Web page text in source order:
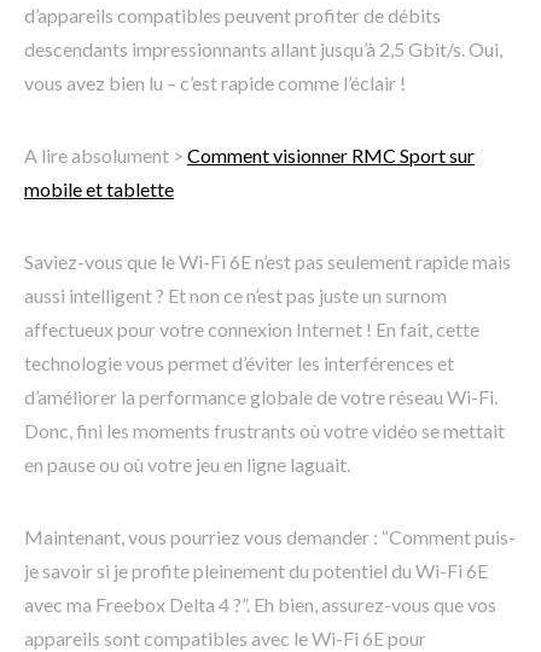
d’appareils compatibles peuvent profiter de débits
descendants impressionnants allant jusqu’à 2,5 Gbit/s. Oui,
vous avez bien lu – c’est rapide comme l’éclair !
A lire absolument > Comment visionner RMC Sport sur
mobile et tablette
Saviez-vous que le Wi-Fi 6E n’est pas seulement rapide mais
aussi intelligent ? Et non ce n’est pas juste un surnom
affectueux pour votre connexion Internet ! En fait, cette
technologie vous permet d’éviter les interférences et
d’améliorer la performance globale de votre réseau Wi-Fi.
Donc, fini les moments frustrants où votre vidéo se mettait
en pause ou où votre jeu en ligne laguait.
Maintenant, vous pourriez vous demander : “Comment puis-
je savoir si je profite pleinement du potentiel du Wi-Fi 6E
avec ma Freebox Delta 4 ?”. Eh bien, assurez-vous que vos
appareils sont compatibles avec le Wi-Fi 6E pour